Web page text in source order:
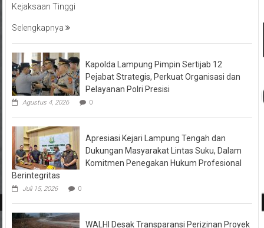
Kejaksaan Tinggi
Selengkapnya
Kapolda Lampung Pimpin Sertijab 12
Pejabat Strategis, Perkuat Organisasi dan
Pelayanan Polri Presisi
Agustus 4, 2026 0
Apresiasi Kejari Lampung Tengah dan
Dukungan Masyarakat Lintas Suku, Dalam
Komitmen Penegakan Hukum Profesional
Berintegritas
Juli 15, 2026 0
WALHI Desak Transparansi Perizinan Proyek